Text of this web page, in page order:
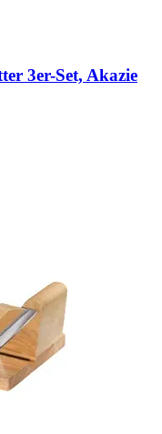
3er-​Set, Akazie